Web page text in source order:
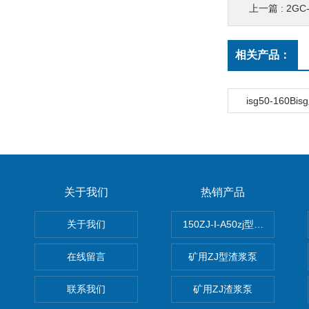
上一篇 :
相关产品：
isg50-
关于我们
关于我们
在线留言
联系我们
热销产品
150ZJ-I-A50zj型渣浆泵
矿用ZJ型渣浆泵
矿用ZJ渣浆泵